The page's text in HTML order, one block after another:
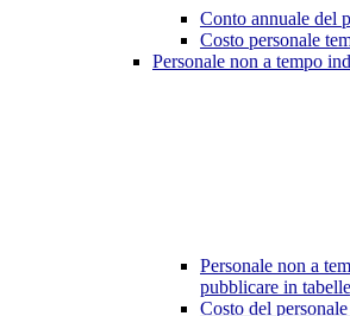
Conto annuale del
Costo personale
Personale non a tempo
Personale non a
pubblicare in
Costo del